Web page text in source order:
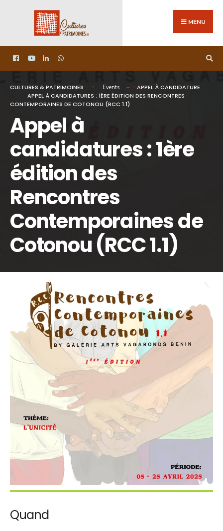
MENU
CULTURES & PATRIMOINES Events
APPEL À CANDIDATURE
APPEL À CANDIDATURES : 1ÈRE ÉDITION DES RENCONTRES
CONTEMPORAINES DE COTONOU (RCC 1.1)
Appel à
candidatures : 1ère
édition des
Rencontres
Contemporaines de
Cotonou (RCC 1.1)
Quand